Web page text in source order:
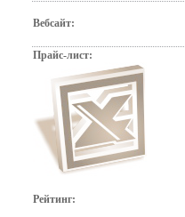
Вебсайт:
Прайс-лист:
Рейтинг: